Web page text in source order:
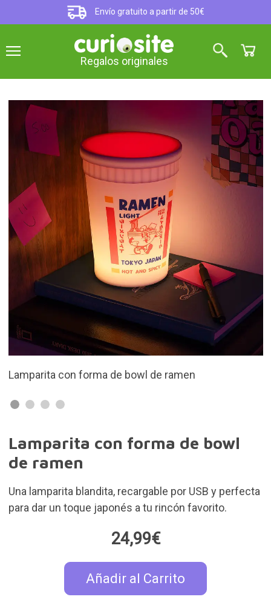
Envío gratuito a partir de 50€
Regalos originales
Fabricada en silicona, es blandita y suave
Lamparita con forma de bowl
de ramen
Una lamparita blandita, recargable por USB y perfecta
para dar un toque japonés a tu rincón favorito.
24,99€
Añadir al Carrito